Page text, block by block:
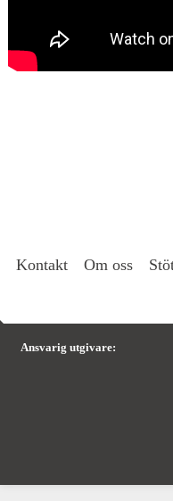
Kontakt Om oss
Ansvarig utgivare: